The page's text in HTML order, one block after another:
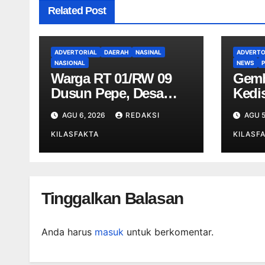
Related Post
ADVERTORIAL DAERAH
NASINAL
NASIONAL
Warga RT 01/RW 09
Dusun Pepe, Desa
Lempong Gelar Kerja
Bakti Sambut HUT Ke-
81 Kemerdekaan RI
AGU 6, 2026 REDAKSI
KILASFAKTA
NEWS
PBB
AGU
Tinggalkan Balasan
Anda harus masuk untuk berkomentar.